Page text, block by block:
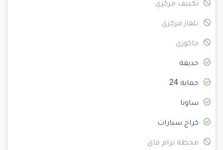
تكييف مركزي
تلفاز مركزي
جاكوزي
حديقة
حماية 24
ساونا
كراج سيارات
محطة ترام فاي